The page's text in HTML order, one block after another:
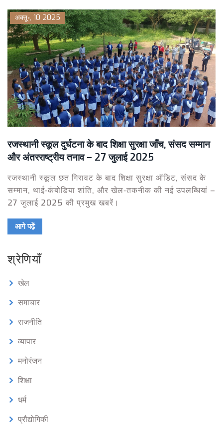
अक्तू॰, 10 2025
रजस्थानी स्कूल दुर्घटना के बाद शिक्षा सुरक्षा जाँच, संसद सम्मान
और अंतरराष्ट्रीय तनाव – 27 जुलाई 2025
रजस्थानी स्कूल छत गिरावट के बाद शिक्षा सुरक्षा ऑडिट, संसद के
सम्मान, थाई‑कंबोडिया शांति, और खेल‑तकनीक की नई उपलब्धियां –
27 जुलाई 2025 की प्रमुख खबरें।
आगे पढ़ें
श्रेणियाँ
खेल
समाचार
राजनीति
व्यापार
मनोरंजन
शिक्षा
धर्म
प्रौद्योगिकी